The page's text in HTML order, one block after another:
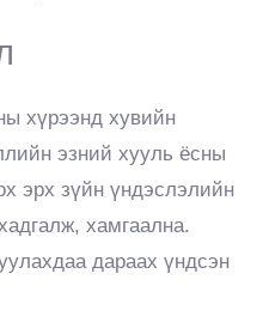
хүрээнд хувийн
эзний хууль ёсны
эрх зүйн үндэслэлийн
хамгаална.
дараах үндсэн